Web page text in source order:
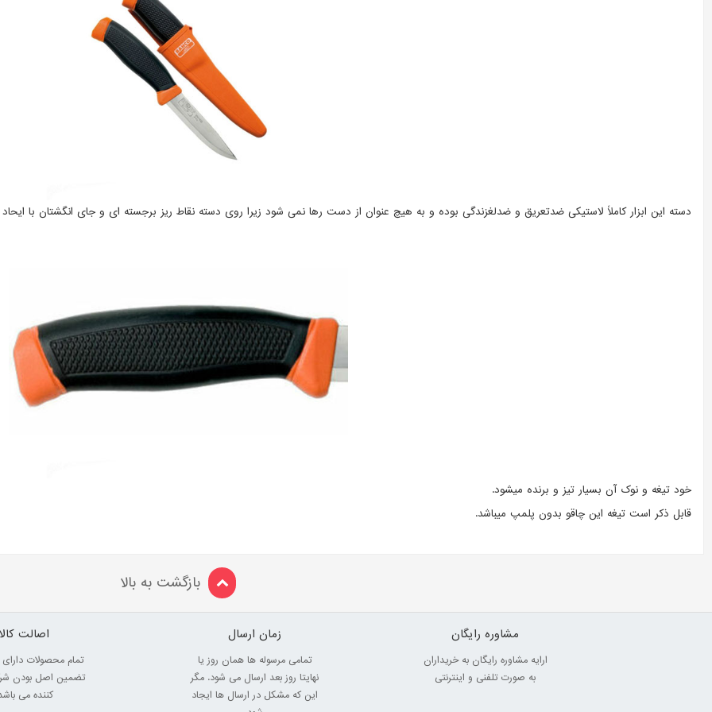
دسته این ابزار کاملاً لاستیکی ضدتعریق و ضدلغزندگی بوده و به هیچ عنوان از دست رها نمی شود زیرا روی دسته نقاط ریز برجسته ای و جای انگشتان با
خود تیغه و نوک آن بسیار تیز و برنده میشود.
قابل ذکر است تیغه این چاقو بدون پلمپ میباشد.
بازگشت به بالا
مشاوره رایگان
ارایه مشاوره رایگان به خریداران
به صورت تلفنی و اینترنتی
زمان ارسال
تمامی مرسوله ها همان روز یا
نهایتا روز بعد ارسال می شود. مگر
این که مشکل در ارسال ها ایجاد
اصالت کالا
تمام محصولات
تضمین اصل بودن
کننده می